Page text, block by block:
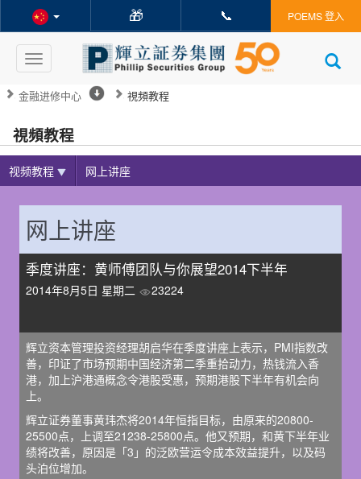
🎁 📞 POEMS 登入
Toggle
navigation
金融进修中心 視頻教程
視頻教程
视频教程 网上讲座
网上讲座
季度讲座：黄师傅团队与你展望2014下半年
2014年8月5日 星期二 23224
辉立资本管理投资经理胡启华在季度讲座上表示，PMI指数改
善，印证了市场预期中国经济第二季重拾动力，热钱流入香
港，加上沪港通概念令港股受惠，预期港股下半年有机会向
上。
辉立证券董事黄玮杰将2014年恒指目标，由原来的20800-
25500点，上调至21238-25800点。他又预期，和黄下半年业
绩将改善，原因是「3」的泛欧营运令成本效益提升，以及码
头泊位增加。